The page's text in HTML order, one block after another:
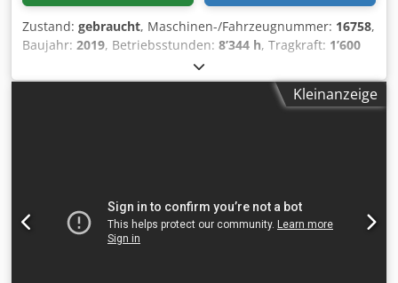
Zustand: gebraucht, Maschinen-/Fahrzeugnummer: 16758,
Baujahr: 2019, Betriebsstunden: 8’344 h, Tragkraft: 1’600
, Freihub:
Lastschwerpunkt:500 mm, Kraftstofftyp:elektrisch,
, Batteriespannung:
Kleinanzeige